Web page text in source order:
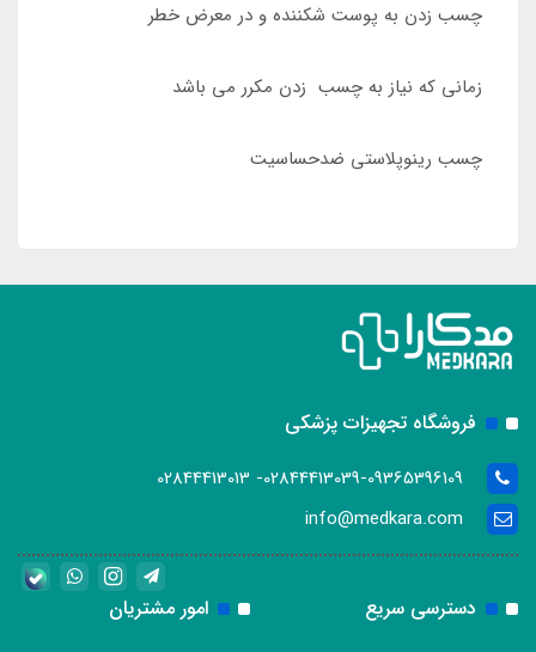
چسب زدن به پوست شکننده و در معرض خطر
زمانی که نیاز به چسب زدن مکرر می باشد
چسب رینوپلاستی ضدحساسیت
فروشگاه تجهیزات پزشکی
02844413039-09365396109- 02844413013
info@medkara.com
دسترسی سریع امور مشتریان